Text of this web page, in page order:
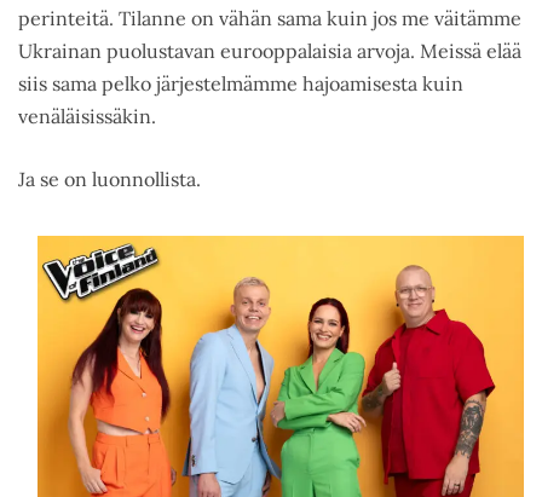
perinteitä. Tilanne on vähän sama kuin jos me väitämme
Ukrainan puolustavan eurooppalaisia arvoja. Meissä elää
siis sama pelko järjestelmämme hajoamisesta kuin
venäläisissäkin.
Ja se on luonnollista.